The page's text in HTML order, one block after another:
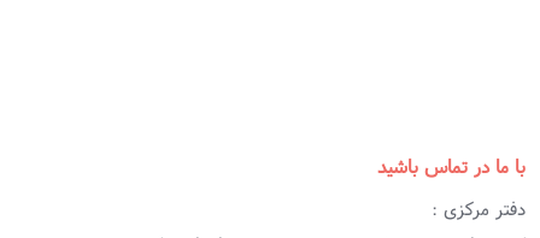
با ما در تماس باشید
دفتر مرکزی :